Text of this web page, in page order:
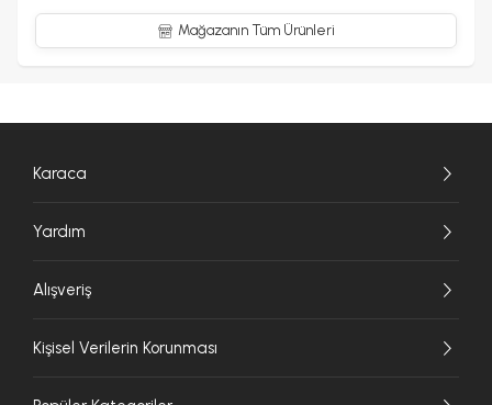
Mağazanın Tüm Ürünleri
Karaca
Yardım
Alışveriş
Kişisel Verilerin Korunması